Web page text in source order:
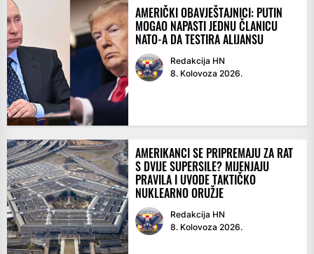
AMERIČKI OBAVJEŠTAJNICI: PUTIN
MOGAO NAPASTI JEDNU ČLANICU
NATO-A DA TESTIRA ALIJANSU
Redakcija HN
8. Kolovoza 2026.
AMERIKANCI SE PRIPREMAJU ZA RAT
S DVIJE SUPERSILE? MIJENJAJU
PRAVILA I UVODE TAKTIČKO
NUKLEARNO ORUŽJE
Redakcija HN
8. Kolovoza 2026.